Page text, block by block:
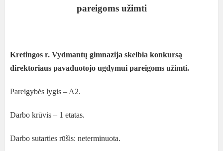
pareigoms užimti
Kretingos r. Vydmantų gimnazija skelbia konkursą
direktoriaus pavaduotojo ugdymui pareigoms užimti.
Pareigybės lygis – A2.
Darbo krūvis – 1 etatas.
Darbo sutarties rūšis: neterminuota.